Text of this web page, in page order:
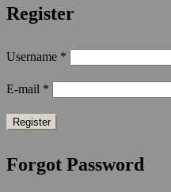
Register
Username *
E-mail *
Forgot Password